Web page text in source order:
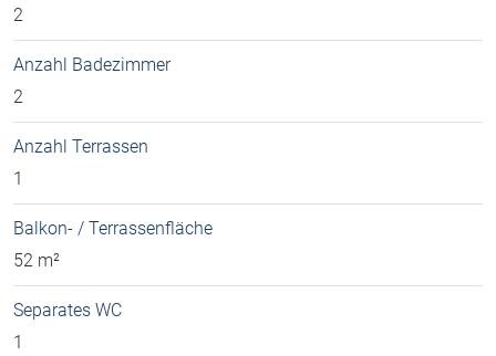
2
Anzahl Badezimmer
2
Anzahl Terrassen
1
Balkon- / Terrassenfläche
52 m²
Separates WC
1